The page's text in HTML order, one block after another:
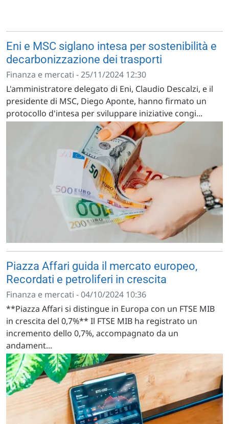
Eni e MSC siglano intesa per sostenibilità e
decarbonizzazione dei trasporti
Finanza e mercati - 25/11/2024 12:30
L'amministratore delegato di Eni, Claudio Descalzi, e il
presidente di MSC, Diego Aponte, hanno firmato un
protocollo d'intesa per sviluppare iniziative congi...
Piazza Affari guida il mercato europeo,
Recordati e petroliferi in crescita
Finanza e mercati - 04/10/2024 10:36
**Piazza Affari si distingue in Europa con un FTSE MIB
in crescita del 0,7%** Il FTSE MIB ha registrato un
incremento dello 0,7%, accompagnato da un
andament...